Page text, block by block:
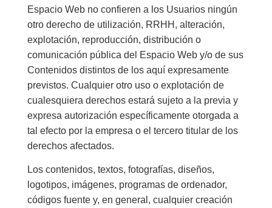
Espacio Web no confieren a los Usuarios ningún
otro derecho de utilización, RRHH, alteración,
explotación, reproducción, distribución o
comunicación pública del Espacio Web y/o de sus
Contenidos distintos de los aquí expresamente
previstos. Cualquier otro uso o explotación de
cualesquiera derechos estará sujeto a la previa y
expresa autorización específicamente otorgada a
tal efecto por la empresa o el tercero titular de los
derechos afectados.
Los contenidos, textos, fotografías, diseños,
logotipos, imágenes, programas de ordenador,
códigos fuente y, en general, cualquier creación